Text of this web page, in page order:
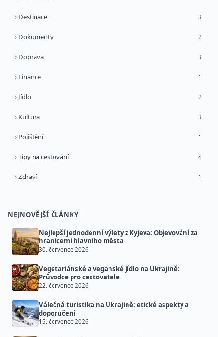
Destinace 3
Dokumenty 2
Doprava 3
Finance 1
Jídlo 2
Kultura 3
Pojištění 1
Tipy na cestování 4
Zdraví 1
NEJNOVĚJŠÍ ČLÁNKY
Nejlepší jednodenní výlety z Kyjeva: Objevování za
hranicemi hlavního města
30. července 2026
Vegetariánské a veganské jídlo na Ukrajině:
Průvodce pro cestovatele
22. července 2026
Válečná turistika na Ukrajině: etické aspekty a
doporučení
15. července 2026